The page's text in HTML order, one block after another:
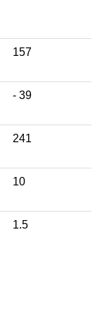
157
- 39
241
10
1.5